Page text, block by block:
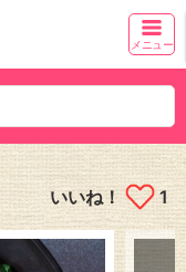
メニュー
いいね！ 1